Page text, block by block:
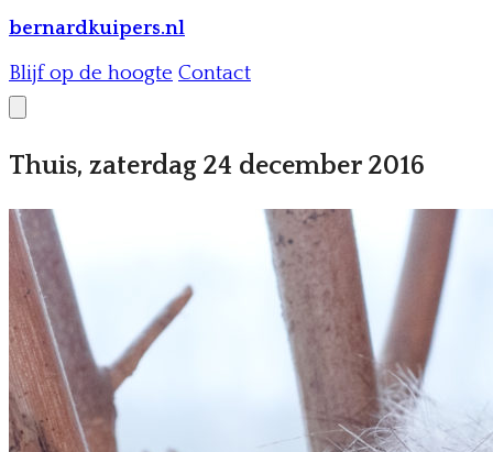
bernardkuipers.nl
Blijf op de hoogte Contact
Thuis, zaterdag 24 december 2016